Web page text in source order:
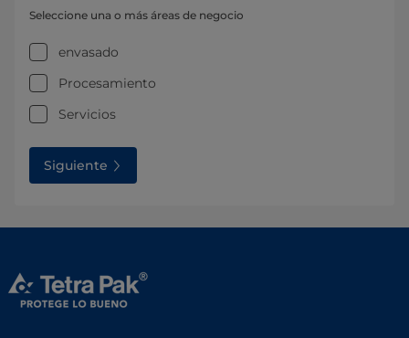
Seleccione una o más áreas de negocio
envasado
Procesamiento
Servicios
Siguiente